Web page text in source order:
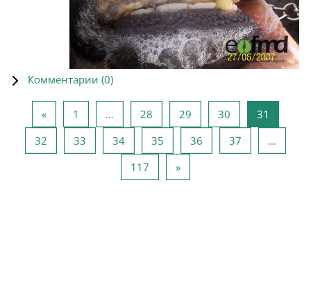
Комментарии (0)
«Предыдущая страница
1 … 28 Страница 28
29 Страница 29
30 Страница 30
31
32 Страница 32
33 Страница 33
34Страница 34
35 Страница 35
36 Страница 36
37
…
117 Страница 117
»Следующая страница